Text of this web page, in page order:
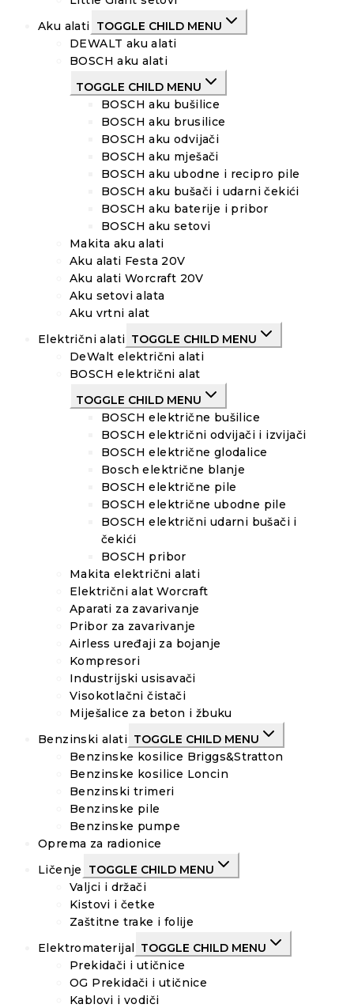
Aku alati TOGGLE CHILD MENU
DEWALT aku alati
BOSCH aku alati
TOGGLE CHILD MENU
BOSCH aku bušilice
BOSCH aku brusilice
BOSCH aku odvijači
BOSCH aku mješači
BOSCH aku ubodne i recipro pile
BOSCH aku bušači i udarni čekići
BOSCH aku baterije i pribor
BOSCH aku setovi
Makita aku alati
Aku alati Festa 20V
Aku alati Worcraft 20V
Aku setovi alata
Aku vrtni alat
Električni alati TOGGLE CHILD MENU
DeWalt električni alati
BOSCH električni alat
TOGGLE CHILD MENU
BOSCH električne bušilice
BOSCH električni odvijači i izvijači
BOSCH električne glodalice
Bosch električne blanje
BOSCH električne pile
BOSCH električne ubodne pile
BOSCH električni udarni bušači i
čekići
BOSCH pribor
Makita električni alati
Električni alat Worcraft
Aparati za zavarivanje
Pribor za zavarivanje
Airless uređaji za bojanje
Kompresori
Industrijski usisavači
Visokotlačni čistači
Miješalice za beton i žbuku
Benzinski alati TOGGLE CHILD MENU
Benzinske kosilice Briggs&Stratton
Benzinske kosilice Loncin
Benzinski trimeri
Benzinske pile
Benzinske pumpe
Oprema za radionice
Ličenje
TOGGLE CHILD MENU
Valjci i držači
Kistovi i četke
Zaštitne trake i folije
Elektromaterijal TOGGLE CHILD MENU
Prekidači i utičnice
OG Prekidači i utičnice
Kablovi i vodiči